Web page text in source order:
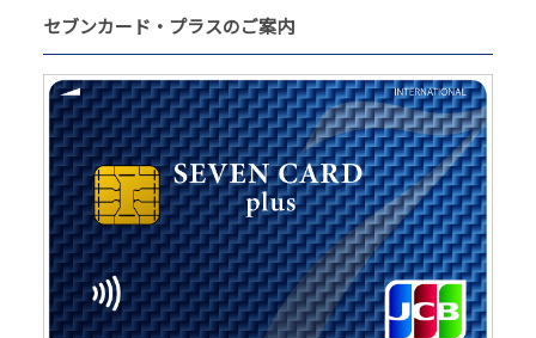
セブンカード・プラスのご案内